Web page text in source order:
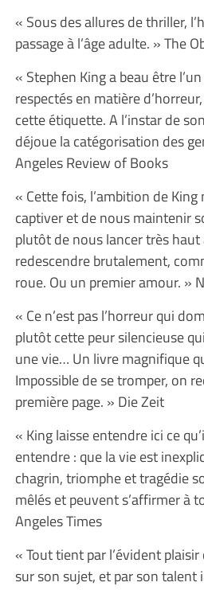
« Sous des allures de thriller,
passage à l’âge adulte. » The
« Stephen King a beau être
respectés en matière
cette étiquette. A l’instar de
déjoue la catégorisation des
Angeles Review of Books
« Cette fois, l’ambition de King
captiver et de nous maintenir
plutôt de nous lancer très
redescendre brutalement,
roue. Ou un premier amour. »
« Ce n’est pas l’horreur qui
plutôt cette peur silencieuse
une vie… Un livre magnifique
Impossible de se tromper, on
première page. » Die Zeit
« King laisse entendre ici ce
entendre : que la vie est
chagrin, triomphe et tragédie
mêlés et peuvent s’affirmer à
Angeles Times
« Tout tient par l’évident
sur son sujet, et par son talent